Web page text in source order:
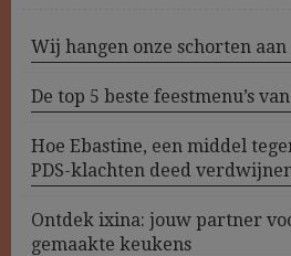
Wij hangen onze schorten aan
De top 5 beste feestmenu’s
Hoe Ebastine, een middel
PDS-klachten deed
Ontdek ixina: jouw partner
gemaakte keukens